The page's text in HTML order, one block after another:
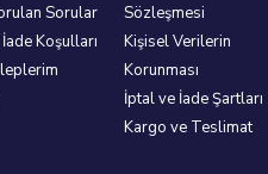
Sorular
Koşulları
Sözleşmesi
Kişisel Verilerin
Korunması
İptal ve İade Şartları
Kargo ve Teslimat